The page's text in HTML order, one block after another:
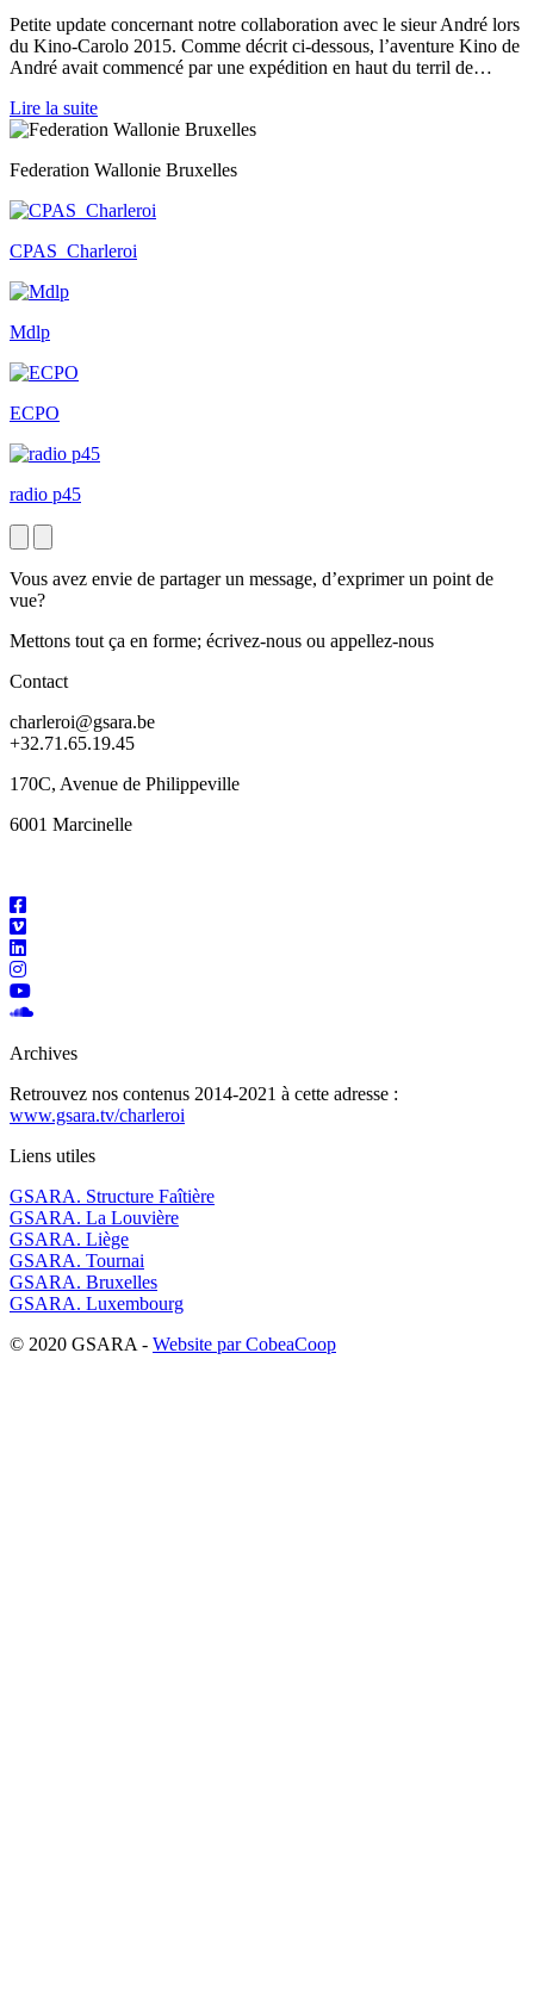
Petite update concernant notre collaboration avec le sieur André lors
du Kino-Carolo 2015. Comme décrit ci-dessous, l’aventure Kino de
André avait commencé par une expédition en haut du terril de…
Lire la suite
Federation Wallonie Bruxelles
CPAS_Charleroi
Mdlp
ECPO
radio p45
Vous avez envie de partager un message, d’exprimer un point de
vue?
Mettons tout ça en forme; écrivez-nous ou appellez-nous
Contact
charleroi@gsara.be
+32.71.65.19.45
170C, Avenue de Philippeville
6001 Marcinelle
Archives
Retrouvez nos contenus 2014-2021 à cette adresse :
www.gsara.tv/charleroi
Liens utiles
GSARA. Structure Faîtière
GSARA. La Louvière
GSARA. Liège
GSARA. Tournai
GSARA. Bruxelles
GSARA. Luxembourg
© 2020 GSARA - Website par CobeaCoop